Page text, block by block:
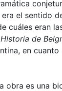
el sentido
cuáles eran
Historia de
en
obra es una